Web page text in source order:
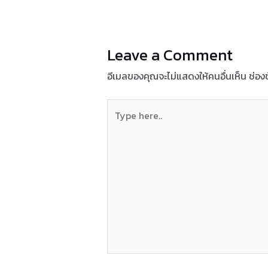
Leave a Comment
อีเมลของคุณจะไม่แสดงให้คนอื่นเห็น ช่อง
here..